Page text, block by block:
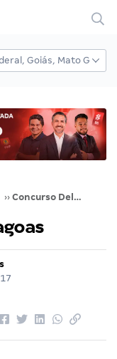
›› Concurso Delegado Alagoas